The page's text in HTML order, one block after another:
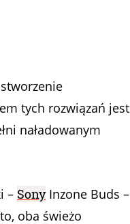
tych rozwiązań jest
naładowanym
– SonyInzone Buds –
oba świeżo